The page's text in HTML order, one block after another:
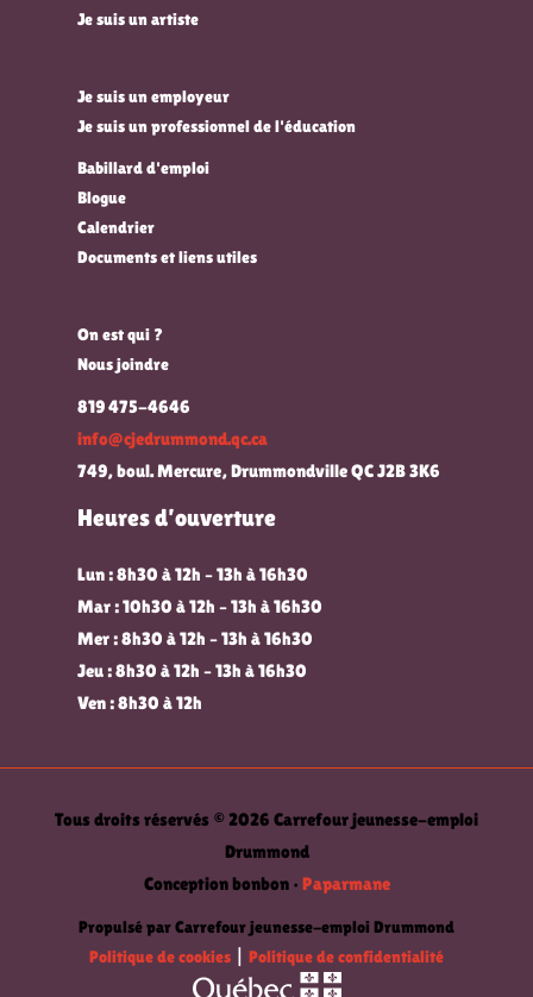
Je suis un artiste
Je suis un employeur
Je suis un professionnel de l'éducation
Babillard d'emploi
Blogue
Calendrier
Documents et liens utiles
On est qui ?
Nous joindre
819 475-4646
info@cjedrummond.qc.ca
749, boul. Mercure, Drummondville QC J2B 3K6
Heures d’ouverture
Lun : 8h30 à 12h – 13h à 16h30
Mar : 10h30 à 12h – 13h à 16h30
Mer : 8h30 à 12h – 13h à 16h30
Jeu : 8h30 à 12h – 13h à 16h30
Ven : 8h30 à 12h
Tous droits réservés © 2026 Carrefour jeunesse-emploi
Drummond
Conception bonbon • Paparmane
Propulsé par Carrefour jeunesse-emploi Drummond
Politique de cookies
Politique de confidentialité